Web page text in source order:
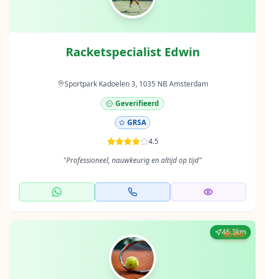
Racketspecialist Edwin
Sportpark Kadoelen 3, 1035 NB Amsterdam
Geverifieerd
GRSA
4.5
"Professioneel, nauwkeurig en altijd op tijd"
46.3km
46 km